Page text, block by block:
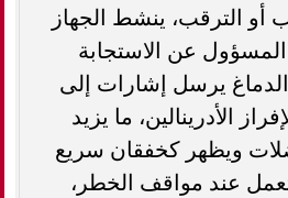
أو الترقب، ينشط الجهاز
عن الاستجابة
يرسل إشارات إلى
الأدرينالين، ما يزيد
ويظهر كخفقان سريع
عند مواقف الخطر،